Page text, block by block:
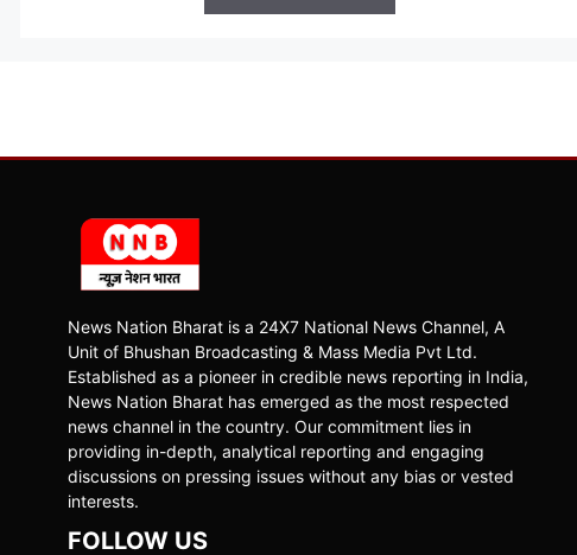
News Nation Bharat is a 24X7 National News Channel, A
Unit of Bhushan Broadcasting & Mass Media Pvt Ltd.
Established as a pioneer in credible news reporting in India,
News Nation Bharat has emerged as the most respected
news channel in the country. Our commitment lies in
providing in-depth, analytical reporting and engaging
discussions on pressing issues without any bias or vested
interests.
FOLLOW US